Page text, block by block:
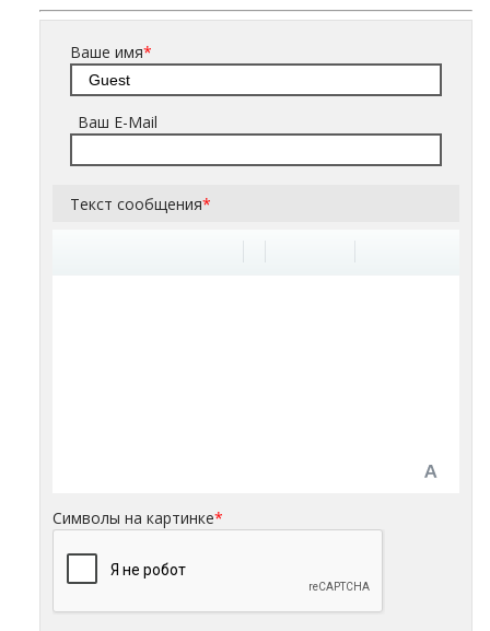
Ваше имя*
Ваш E-Mail
Текст сообщения*
Символы на картинке*